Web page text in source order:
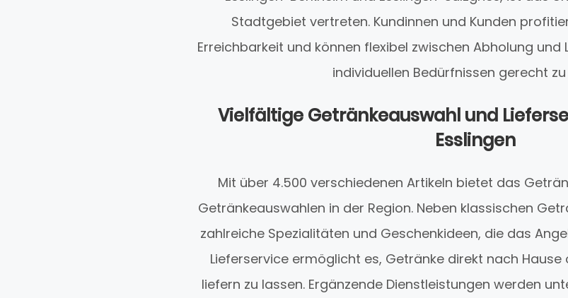
Stadtgebiet vertreten. Kundinnen und Kunden
Erreichbarkeit und können flexibel zwischen Abholung und
individuellen Bedürfnissen gerecht
Vielfältige Getränkeauswahl und
Esslingen
Mit über 4.500 verschiedenen Artikeln bietet das
Getränkeauswahlen in der Region. Neben klassischen
zahlreiche Spezialitäten und Geschenkideen, die das
Lieferservice ermöglicht es, Getränke direkt nach
liefern zu lassen. Ergänzende Dienstleistungen werden